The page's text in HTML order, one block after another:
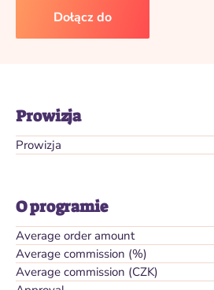
Dołącz do
Prowizja
Prowizja
O programie
Average order amount
Average commission (%)
Average commission (CZK)